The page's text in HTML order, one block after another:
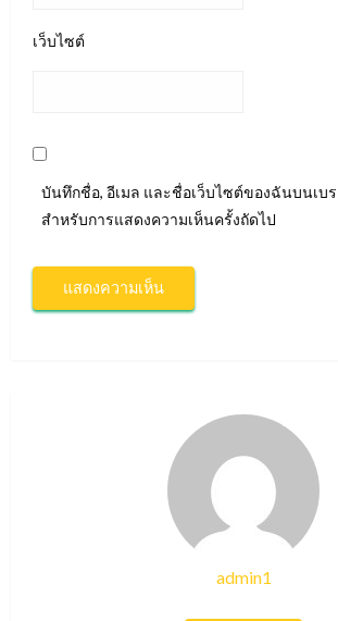
เว็บไซต์
บันทึกชื่อ, อีเมล และชื่อเว็บไซต์ของฉันบนเบ
สำหรับการแสดงความเห็นครั้งถัดไป
admin1